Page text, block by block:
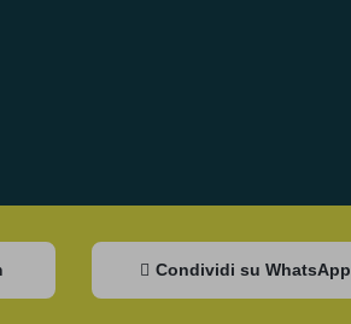
Condividi su WhatsApp